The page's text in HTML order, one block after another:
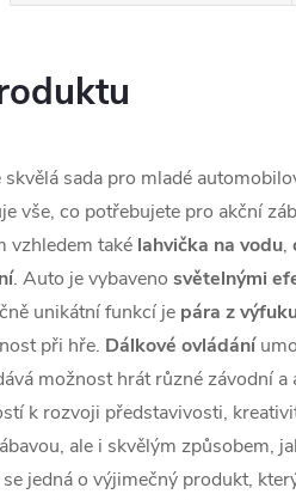
skvělá sada pro mladé
vše, co potřebujete pro akční
vzhledem také lahvička na vodu,
. Auto je vybaveno světelnými
unikátní funkcí je pára z
při hře. Dálkové ovládání
možnost hrát různé závodní a
k rozvoji představivosti,
ale i skvělým způsobem,
jedná o výjimečný produkt,